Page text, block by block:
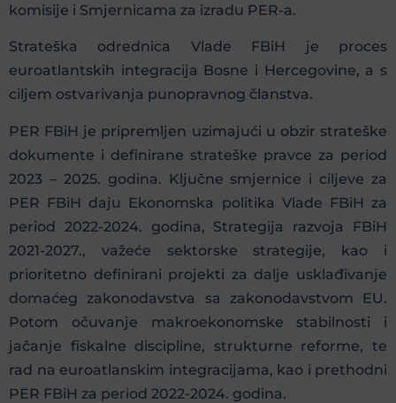
komisije i Smjernicama za izradu PER-a.
Strateška odrednica Vlade FBiH je proces
euroatlantskih integracija Bosne i Hercegovine, a s
ciljem ostvarivanja punopravnog članstva.
PER FBiH je pripremljen uzimajući u obzir strateške
dokumente i definirane strateške pravce za period
2023 – 2025. godina. Ključne smjernice i ciljeve za
PER FBiH daju Ekonomska politika Vlade FBiH za
period 2022-2024. godina, Strategija razvoja FBiH
2021-2027., važeće sektorske strategije, kao i
prioritetno definirani projekti za dalje usklađivanje
domaćeg zakonodavstva sa zakonodavstvom EU.
Potom očuvanje makroekonomske stabilnosti i
jačanje fiskalne discipline, strukturne reforme, te
rad na euroatlanskim integracijama, kao i prethodni
PER FBiH za period 2022-2024. godina.